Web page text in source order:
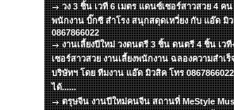
วง 3 ชิ้น เวที 6 เมตร แดนซ์เซอร์สาวสวย 4 คน
พนักงาน บิ๊กซี สำโรง สนุกสดุดเหวี่ยง กับ แอ๊ด มิ
0867866022
งานเลี้ยงปีใหม่ วงดนตรี 3 ชิ้น ดนตรี 4 ชิ้น เว
เซอร์สาวสวย งานเลี้ยงพนักงาน ฉลองความสำเร็
บริษัทฯ โดย ทีมงาน แอ๊ด มิวสิค โทร
ได้......
ตรุษจีน งานปีใหม่คนจีน สถานที่ MeStyle